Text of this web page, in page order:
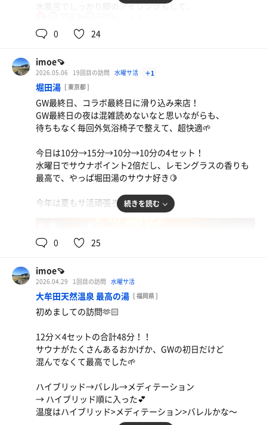
水風呂でしっかり脚のアイシングもして、
だったけど、行って良かったな〜🥰
0 24
imoe🍠
2026.05.06 19回目の訪問 水曜サ活 ＋1
堀田湯 [ 東京都 ]
GW最終日、コラボ最終日に滑り込み来店！
GW最終日の夜は混雑読めないなと思いながらも、
待ちもなく毎回外気浴椅子で整えて、超快適🌱
今日は10分→15分→10分→10分の4セット！
水曜日でサウナポイント2倍だし、レモングラスの香りも
最高で、やっぱ堀田湯のサウナ好き🍋
今年は夏もサ活頑張ろう🌻続きを読む
0 25
imoe🍠
2026.04.29 1回目の訪問 水曜サ活
大牟田天然温泉 最高の湯 [ 福岡県 ]
初めましての訪問🫶🏻
12分×4セットの合計48分！！
サウナがたくさんあるおかげか、GWの初日だけど
混んでなくて最高でした🌱
ハイブリッド→バレル→メディテーション
→ ハイブリッド順に入った💕
温度はハイブリッド>メディテーション>バレルかな〜